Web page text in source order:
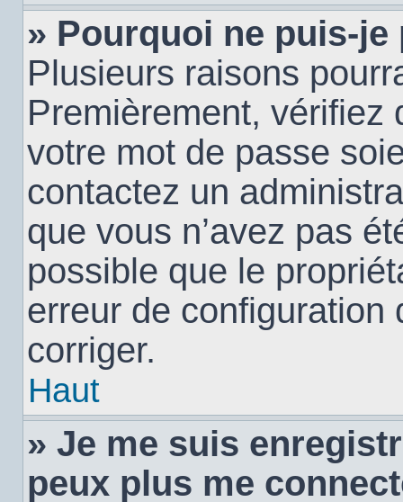
» Pourquoi ne puis-
Plusieurs raisons
Premièrement, vérifiez
votre mot de passe
contactez un
que vous n’avez pas
possible que le
erreur de configuration
corriger.
Haut
» Je me suis
peux plus me